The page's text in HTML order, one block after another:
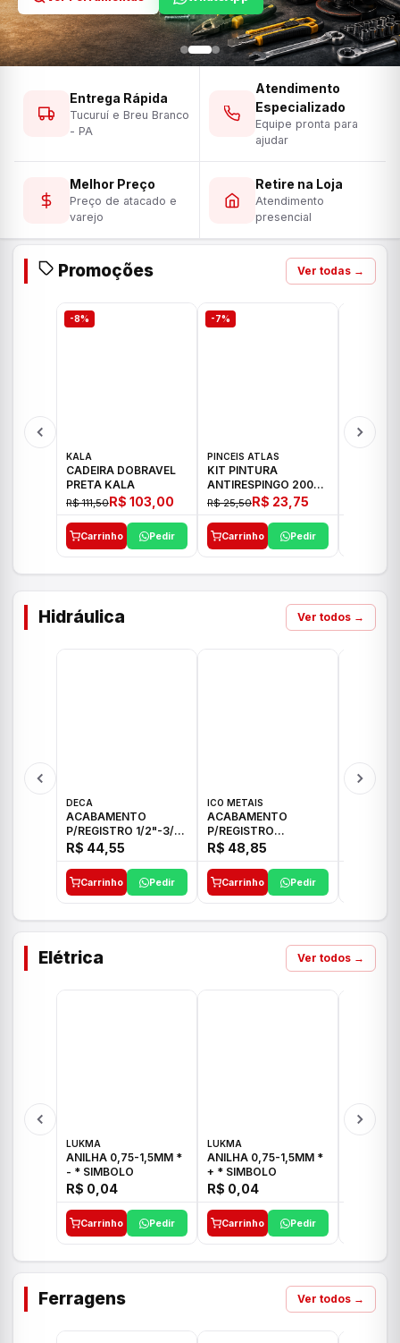
Entrega Rápida
Tucuruí e Breu Branco
- PA
Atendimento
Especializado
Equipe pronta para
ajudar
Melhor Preço
Preço de atacado e
varejo
Retire na Loja
Atendimento
presencial
Promoções Ver todas →
-8%
KALA
CADEIRA DOBRAVEL
PRETA KALA
R$ 111,50R$ 103,00
Carrinho Pedir
-7%
PINCEIS ATLAS
KIT PINTURA
ANTIRESPINGO 2003
ATLAS 03 PCS
R$ 25,50R$ 23,75
Carrinho Pedir
Hidráulica Ver todos →
DECA
ACABAMENTO
P/REGISTRO 1/2"-3/4"
E 1"C21.PQ DECA
R$ 44,55
Carrinho Pedir
ICO METAIS
ACABAMENTO
P/REGISTRO
1/2"-3/4"-1" ACB M
CS 33 ICO
R$ 48,85
Carrinho Pedir
Elétrica Ver todos →
LUKMA
ANILHA 0,75-1,5MM *
- * SIMBOLO
R$ 0,04
Carrinho Pedir
LUKMA
ANILHA 0,75-1,5MM *
+ * SIMBOLO
R$ 0,04
Carrinho Pedir
Ferragens Ver todos →